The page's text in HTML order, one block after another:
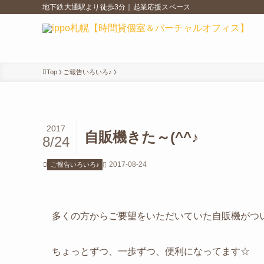
地下鉄大通駅より徒歩3分｜起業応援スペース
Top ご報告いろいろ♪
自販機きた～(^^♪
2017
8/24
ご報告いろいろ♪ 2017-08-24
多くの方からご要望をいただいていた自販機が
ちょっとずつ、一歩ずつ、便利になってます☆